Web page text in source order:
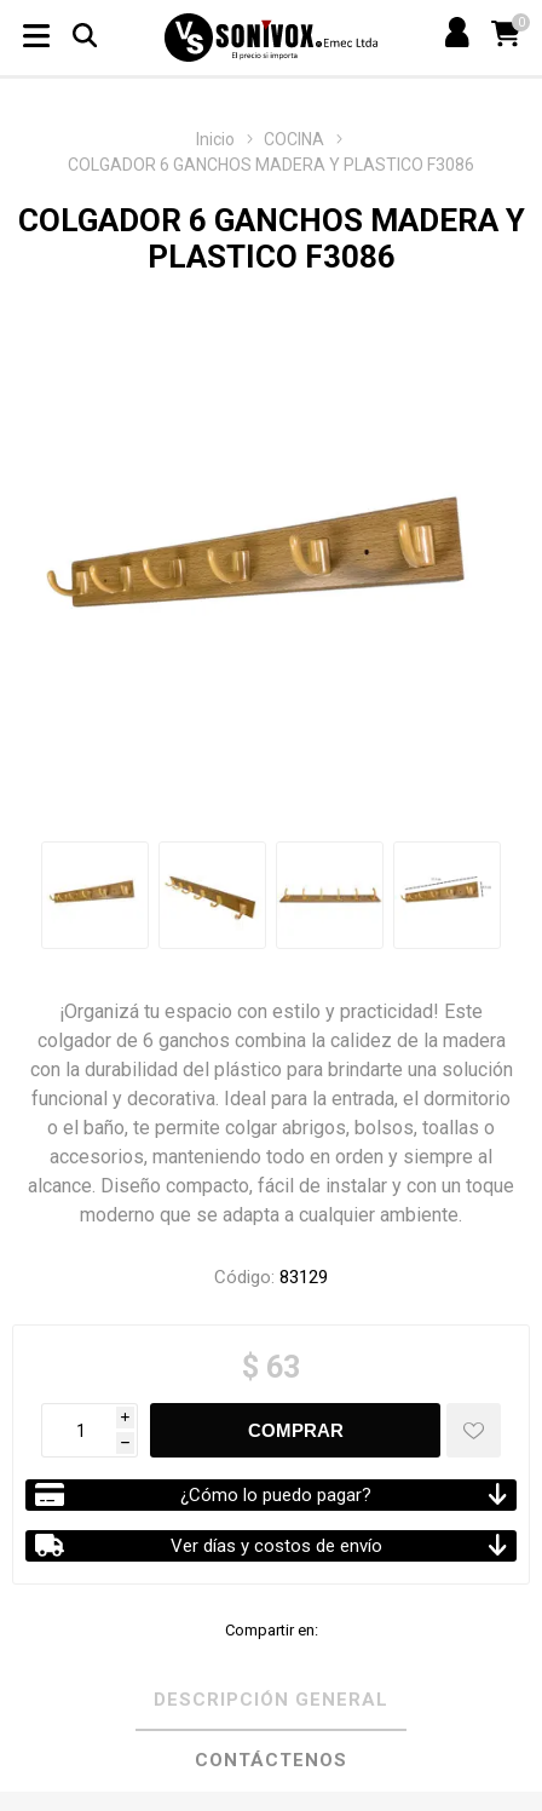
0
Inicio
COCINA
COLGADOR 6 GANCHOS MADERA Y PLASTICO F3086
COLGADOR 6 GANCHOS MADERA Y
PLASTICO F3086
¡Organizá tu espacio con estilo y practicidad! Este
colgador de 6 ganchos combina la calidez de la madera
con la durabilidad del plástico para brindarte una solución
funcional y decorativa. Ideal para la entrada, el dormitorio
o el baño, te permite colgar abrigos, bolsos, toallas o
accesorios, manteniendo todo en orden y siempre al
alcance. Diseño compacto, fácil de instalar y con un toque
moderno que se adapta a cualquier ambiente.
Código: 83129
$ 63
i
h
¿Cómo lo puedo pagar?
Ver días y costos de envío
Compartir en:
DESCRIPCIÓN GENERAL
CONTÁCTENOS